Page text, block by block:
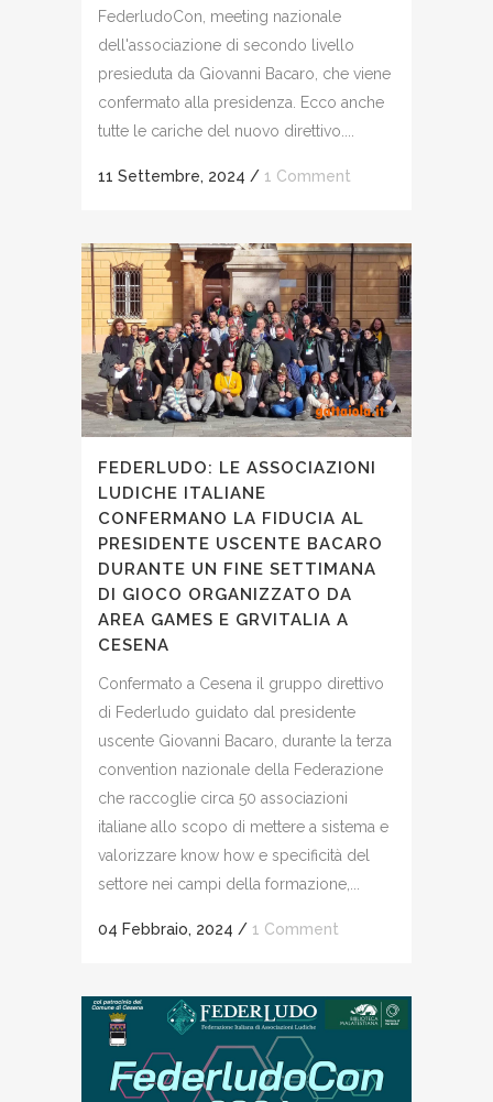
FederludoCon, meeting nazionale
dell'associazione di secondo livello
presieduta da Giovanni Bacaro, che viene
confermato alla presidenza. Ecco anche
tutte le cariche del nuovo direttivo....
11 Settembre, 2024 / 1 Comment
FEDERLUDO: LE ASSOCIAZIONI
LUDICHE ITALIANE
CONFERMANO LA FIDUCIA AL
PRESIDENTE USCENTE BACARO
DURANTE UN FINE SETTIMANA
DI GIOCO ORGANIZZATO DA
AREA GAMES E GRVITALIA A
CESENA
Confermato a Cesena il gruppo direttivo
di Federludo guidato dal presidente
uscente Giovanni Bacaro, durante la terza
convention nazionale della Federazione
che raccoglie circa 50 associazioni
italiane allo scopo di mettere a sistema e
valorizzare know how e specificità del
settore nei campi della formazione,...
04 Febbraio, 2024 / 1 Comment